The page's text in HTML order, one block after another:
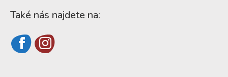
Také nás najdete na: